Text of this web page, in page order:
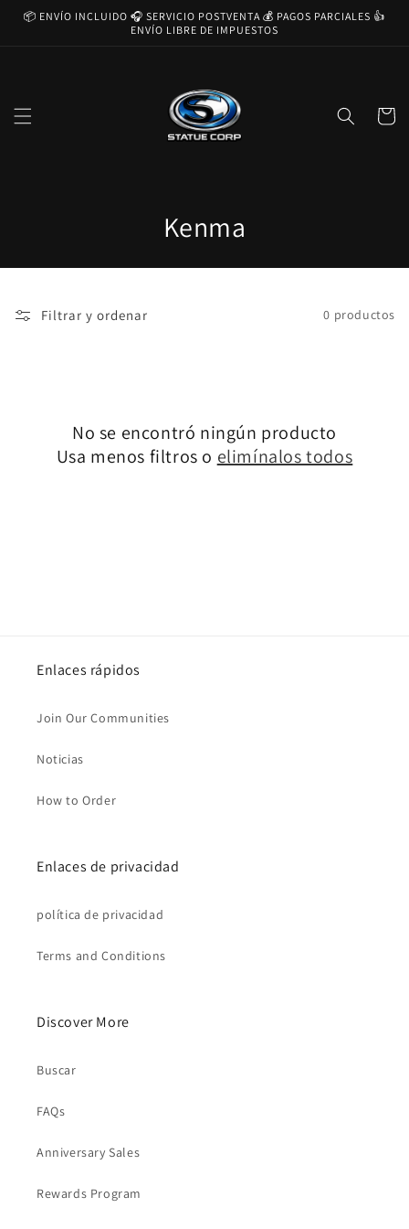
directamente
📦 ENVÍO INCLUIDO 🎧 SERVICIO POSTVENTA 💰 PAGOS PARCIALES 👍
ENVÍO LIBRE DE IMPUESTOS
Carrito
C
o
i
ó
Kenma
Filtrar y ordenar 0 productos
No se encontró ningún producto
Usa menos filtros o elimínalos todos
Enlaces rápidos
Join Our Communities
Noticias
How to Order
Enlaces de privacidad
política de privacidad
Terms and Conditions
Discover More
Buscar
FAQs
Anniversary Sales
Rewards Program